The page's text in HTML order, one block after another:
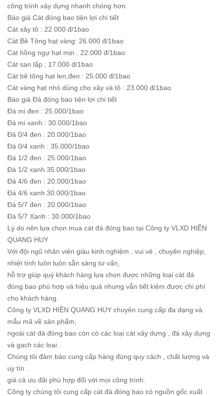
công trình xây dựng nhanh chóng hơn.
Báo giá Cát đóng bao tiện lợi chi tiết
Cát xây tô : 22.000 đ/1bao
Cát Bê Tông hạt vàng: 26.000 đ/1bao
Cát hồng ngự hạt mịn : 22.000 đ/1bao
Cát san lấp : 17.000 đ/1bao
Cát bê tông hạt len,đen : 25.000 đ/1bao
Cát vàng hạt nhỏ dùng cho xây và tô : 23.000 đ/1bao
Báo giá Đá đóng bao tiện lợi chi tiết
Đá mi đen : 25.000/1bao
Đá mi xanh : 30.000/1bao
Đá 0/4 đen : 20.000/1bao
Đá 0/4 xanh : 35.000/1bao
Đá 1/2 đen : 25.000/1bao
Đá 1/2 xanh 35.000/1bao
Đá 4/6 đen : 20.000/1bao
Đá 4/6 xanh 30.000/1bao
Đá 5/7 đen : 20.000/1bao
Đá 5/7 Xanh : 30.000/1bao
Lý do nên lựa chọn mua cát đá đóng bao tại Công ty VLXD HIỀN
QUANG HUY
Với đội ngũ nhân viên giàu kinh nghiệm , vui vẻ , chuyên nghiệp,
nhiệt tình luôn luôn sẵn sàng tư vấn,
hỗ trợ giúp quý khách hàng lựa chọn được những loại cát đá
đóng bao phù hợp và hiệu quả nhưng vẫn tiết kiệm được chi phí
cho khách hàng.
Công ty VLXD HIỀN QUANG HUY chuyên cung cấp đa dạng và
mẫu mã về sản phẩm,
ngoài cát đá đóng bao còn có các loại cát xây dựng , đá xây dựng
và gạch các loại .
Chúng tôi đảm bảo cung cấp hàng đúng quy cách , chất lượng và
uy tín .
giá cả ưu đãi phù hợp đối với mọi công trình.
Công ty chúng tôi cung cấp cát đá đóng bao có nguồn gốc xuất